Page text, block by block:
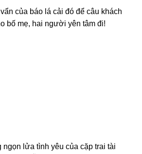
của báo lá cải đó để câu khách
bố mẹ, hai người yên tâm đi!
lửa tình yêu của cặp trai tài